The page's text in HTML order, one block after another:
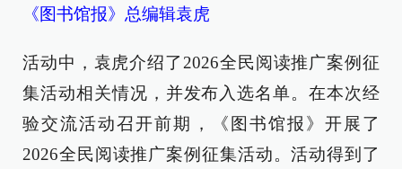
《图书馆报》总编辑袁虎
活动中，袁虎介绍了2026全民阅读推广案例征
集活动相关情况，并发布入选名单。在本次经
验交流活动召开前期，《图书馆报》开展了
2026全民阅读推广案例征集活动。活动得到了